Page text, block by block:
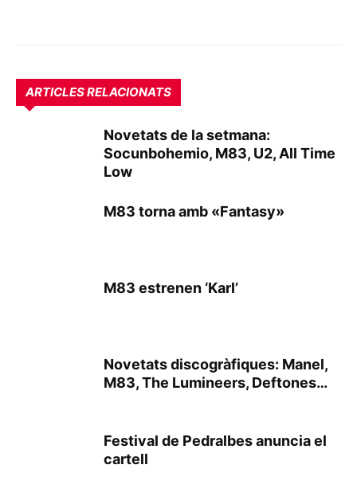
ARTICLES RELACIONATS
Novetats de la setmana:
Socunbohemio, M83, U2, All Time
Low
M83 torna amb «Fantasy»
M83 estrenen ‘Karl’
Novetats discogràfiques: Manel,
M83, The Lumineers, Deftones…
Festival de Pedralbes anuncia el
cartell